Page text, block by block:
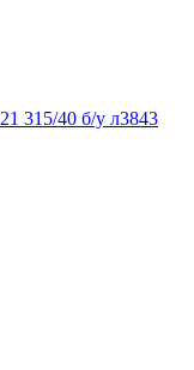
315/40 б/у л3843